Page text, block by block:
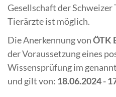
Gesellschaft der
Tierärzte ist möglich.
Die Anerkennung vonÖTK
der Voraussetzung eines
Wissensprüfung im
und gilt von: 18.06.2024-